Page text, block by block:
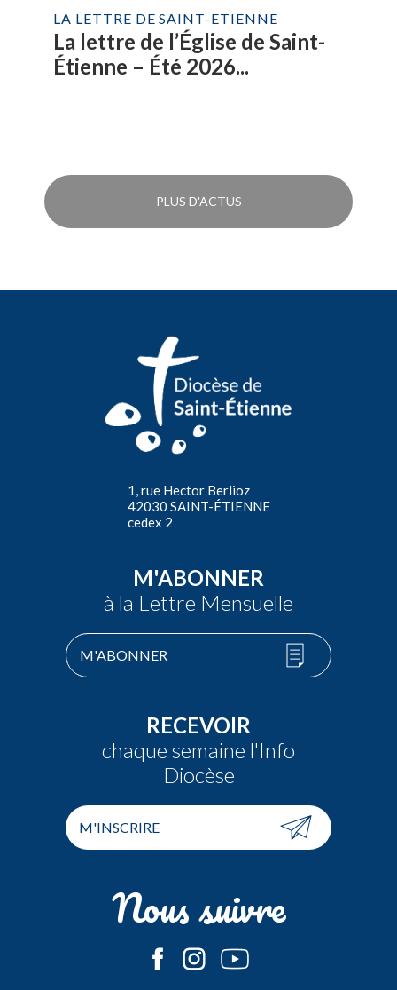
LA LETTRE DE SAINT-ETIENNE
La lettre de l’Église de Saint-
Étienne – Été 2026...
PLUS D'ACTUS
1, rue Hector Berlioz
42030 SAINT-ÉTIENNE
cedex 2
M'ABONNER
à la Lettre Mensuelle
M'ABONNER
RECEVOIR
chaque semaine l'Info
Diocèse
M'INSCRIRE
Nous suivre